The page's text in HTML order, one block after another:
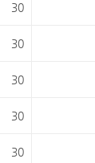
30
30
30
30
30